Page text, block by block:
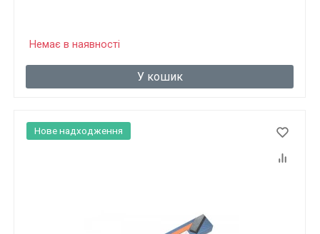
Немає в наявності
У кошик
Нове надходження